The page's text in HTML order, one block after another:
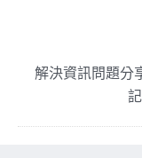
解決資訊問題分